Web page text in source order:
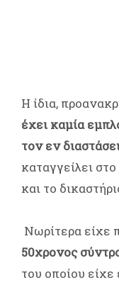
Η ίδια,
έχει καμία
τον εν
καταγγείλει
και το
Νωρίτερα είχε
50χρονος
του οποίου